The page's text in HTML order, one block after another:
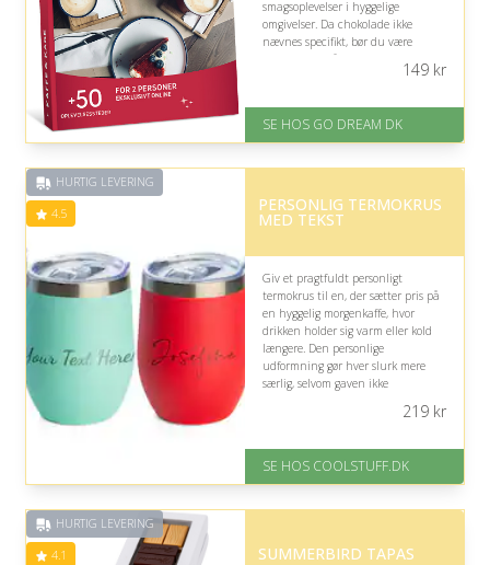
smagsoplevelser i hyggelige
omgivelser. Da chokolade ikke
nævnes specifikt, bør du være
opmærksom på, at kagen ikke
nødvendigvis indeholder chokolade.
På lager
Levering: E-gavekort kan leveres
149kr
SE HOS GO DREAM DK
HURTIG LEVERING
4.5 PERSONLIG TERMOKRUS
MED TEKST
Giv et pragtfuldt personligt
termokrus til en, der sætter pris på
en hyggelig morgenkaffe, hvor
drikken holder sig varm eller kold
længere. Den personlige
udformning gør hver slurk mere
særlig, selvom gaven ikke
er 1-3 hverdage.
på 4.5 ud af 5
219kr
SE HOS COOLSTUFF.DK
HURTIG LEVERING
4.1 SUMMERBIRD TAPAS